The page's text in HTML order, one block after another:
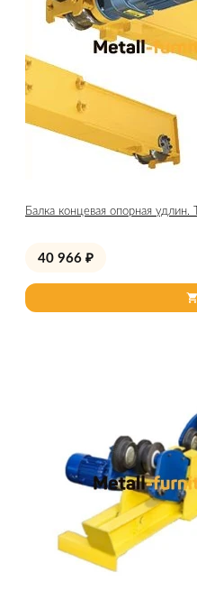
Балка концевая опорная
40 966 ₽